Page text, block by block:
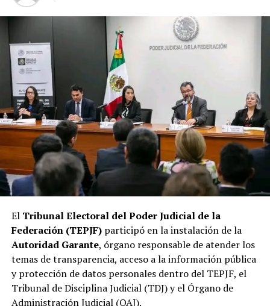
El Tribunal Electoral del Poder Judicial de la
Federación (TEPJF)participó en la instalación de la
Autoridad Garante, órgano responsable de atender los
temas de transparencia, acceso a la información pública
y protección de datos personales dentro del TEPJF, el
Tribunal de Disciplina Judicial (TDJ) y el Órgano de
Administración Judicial (OAJ).